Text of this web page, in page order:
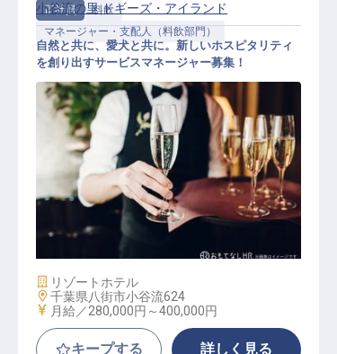
正社員
料飲
マネージャー・支配人（料飲部門）
サービスマネージャー候補
小谷流の里 ドギーズ・アイランド
自然と共に、愛犬と共に。新しいホスピタリティ
を創り出すサービスマネージャー募集！
施設業態
リゾートホテル
勤務地
千葉県八街市小谷流624
給与
月給／280,000円～400,000円
キープする 詳しく見る